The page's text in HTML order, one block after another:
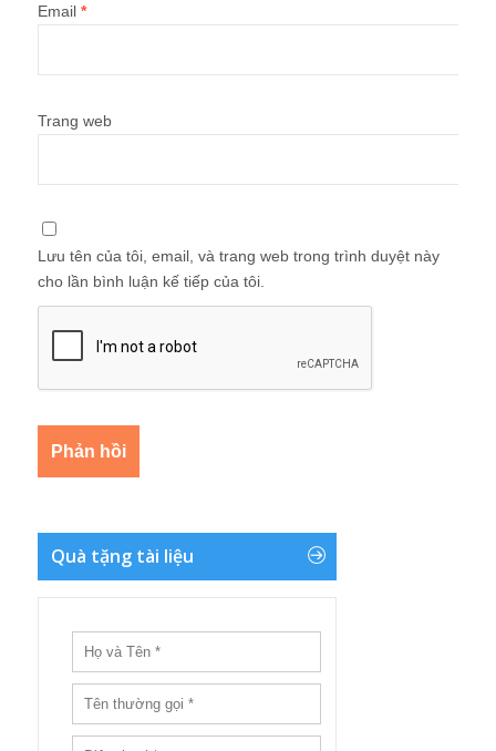
Email *
Trang web
Lưu tên của tôi, email, và trang web trong trình duyệt này
cho lần bình luận kế tiếp của tôi.
Quà tặng tài liệu